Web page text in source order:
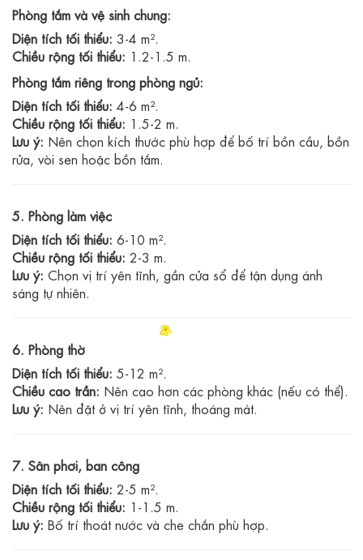
Phòng tắm và vệ sinh chung:
Diện tích tối thiểu: 3-4 m².
Chiều rộng tối thiểu: 1.2-1.5 m.
Phòng tắm riêng trong phòng ngủ:
Diện tích tối thiểu: 4-6 m².
Chiều rộng tối thiểu: 1.5-2 m.
Lưu ý: Nên chọn kích thước phù hợp để bố trí bồn cầu, bồn
rửa, vòi sen hoặc bồn tắm.
5. Phòng làm việc
Diện tích tối thiểu: 6-10 m².
Chiều rộng tối thiểu: 2-3 m.
Lưu ý: Chọn vị trí yên tĩnh, gần cửa sổ để tận dụng ánh
sáng tự nhiên.
6. Phòng thờ
Diện tích tối thiểu: 5-12 m².
Chiều cao trần: Nên cao hơn các phòng khác (nếu có thể).
Lưu ý: Nên đặt ở vị trí yên tĩnh, thoáng mát.
7. Sân phơi, ban công
Diện tích tối thiểu: 2-5 m².
Chiều rộng tối thiểu: 1-1.5 m.
Lưu ý: Bố trí thoát nước và che chắn phù hợp.